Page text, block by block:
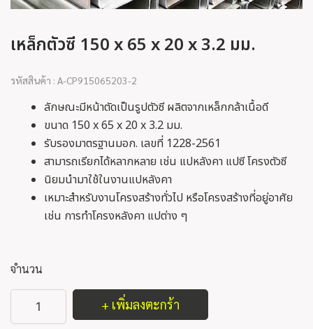
เหล็กตัวซี 150 x 65 x 20 x 3.2 มม.
รหัสสินค้า : A-CP915065203-2
ลักษณะมีหน้าตัดเป็นรูปตัวซี ผลิตจากเหล็กกล้าเนื้อดี
ขนาด 150 x 65 x 20 x 3.2 มม.
รับรองมาตรฐานมอก. เลขที่ 1228-2561
สามารถเรียกได้หลากหลาย เช่น แปหลังคา แปซี โครงตัวซี
นิยมนำมาใช้ในงานแปหลังคา
เหมาะสำหรับงานโครงสร้างทั่วไป หรือโครงสร้างที่อยู่อาศัย
เช่น การทำโครงหลังคา แปต่าง ๆ
จำนวน
+ เพิ่มลงตะกร้า